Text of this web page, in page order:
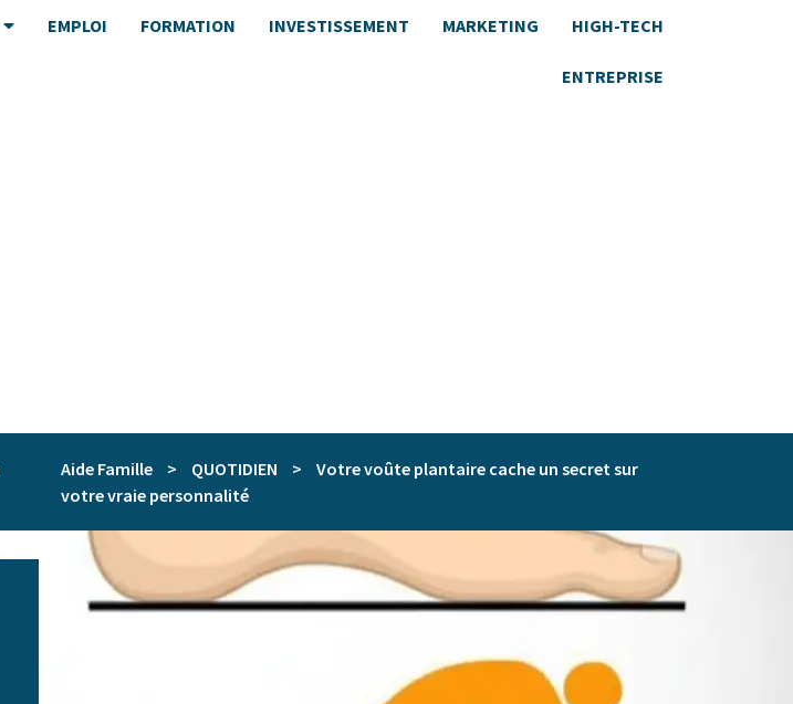
EMPLOI FORMATION INVESTISSEMENT MARKETING HIGH-TECH
ENTREPRISE
Aide Famille > QUOTIDIEN >
Votre voûte plantaire cache un secret sur
votre vraie personnalité